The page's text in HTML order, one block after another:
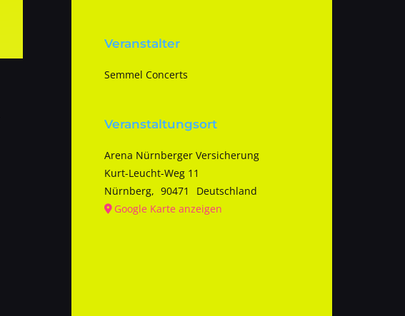
Veranstalter
Semmel Concerts
Veranstaltungsort
Arena Nürnberger Versicherung
Kurt-Leucht-Weg 11
Nürnberg, 90471
Deutschland
Google Karte anzeigen